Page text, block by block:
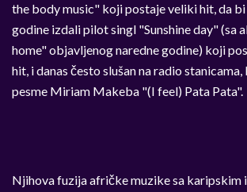
the body music" koji postaje veliki hit, da
godine izdali pilot singl "Sunshine day" (sa
home" objavljenog naredne godine) koji
hit, i danas često slušan na radio
pesme Miriam Makeba "(I feel) Pata Pata".
Njihova fuzija afričke muzike sa karipskim